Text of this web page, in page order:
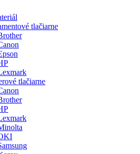
tlačiarne
tlačiarne